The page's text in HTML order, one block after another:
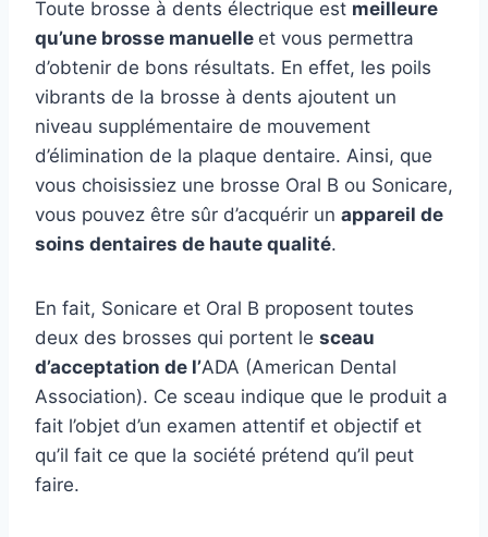
Toute brosse à dents électrique est meilleure
qu’une brosse manuelle et vous permettra
d’obtenir de bons résultats. En effet, les poils
vibrants de la brosse à dents ajoutent un
niveau supplémentaire de mouvement
d’élimination de la plaque dentaire. Ainsi, que
vous choisissiez une brosse Oral B ou Sonicare,
vous pouvez être sûr d’acquérir un appareil de
soins dentaires de haute qualité.
En fait, Sonicare et Oral B proposent toutes
deux des brosses qui portent le sceau
d’acceptation de l’ADA (American Dental
Association). Ce sceau indique que le produit a
fait l’objet d’un examen attentif et objectif et
qu’il fait ce que la société prétend qu’il peut
faire.